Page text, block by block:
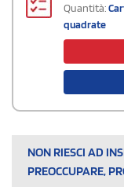
Quantità:
quadrate
NON RIESCI AD
PREOCCUPARE,